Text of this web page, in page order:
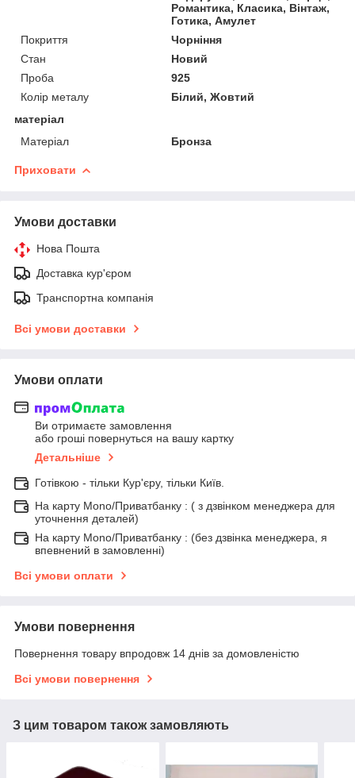
Романтика, Класика, Вінтаж,
Готика, Амулет
Покриття
Чорніння
Стан
Новий
Проба
925
Колір металу
Білий, Жовтий
матеріал
Матеріал
Бронза
Приховати
Умови доставки
Нова Пошта
Доставка кур'єром
Транспортна компанія
Всі умови доставки
Умови оплати
Ви отримаєте замовлення
або гроші повернуться на вашу картку
Детальніше
Готівкою - тільки Кур'єру, тільки Київ.
На карту Mono/Приватбанку : ( з дзвінком менеджера для
уточнення деталей)
На карту Mono/Приватбанку : (без дзвінка менеджера, я
впевнений в замовленні)
Всі умови оплати
Умови повернення
Повернення товару впродовж 14 днів за домовленістю
Всі умови повернення
З цим товаром також замовляють